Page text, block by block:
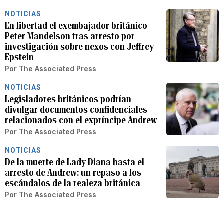
NOTICIAS
En libertad el exembajador británico
Peter Mandelson tras arresto por
investigación sobre nexos con Jeffrey
Epstein
Por The Associated Press
NOTICIAS
Legisladores británicos podrían
divulgar documentos confidenciales
relacionados con el expríncipe Andrew
Por The Associated Press
NOTICIAS
De la muerte de Lady Diana hasta el
arresto de Andrew: un repaso a los
escándalos de la realeza británica
Por The Associated Press